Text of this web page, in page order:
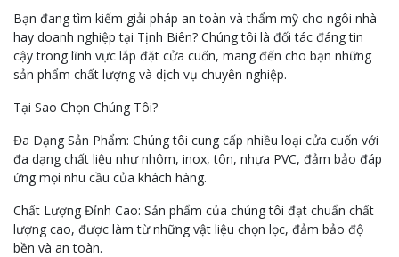
Bạn đang tìm kiếm giải pháp an toàn và thẩm mỹ cho ngôi nhà
hay doanh nghiệp tại Tịnh Biên? Chúng tôi là đối tác đáng tin
cậy trong lĩnh vực lắp đặt cửa cuốn, mang đến cho bạn những
sản phẩm chất lượng và dịch vụ chuyên nghiệp.
Tại Sao Chọn Chúng Tôi?
Đa Dạng Sản Phẩm: Chúng tôi cung cấp nhiều loại cửa cuốn với
đa dạng chất liệu như nhôm, inox, tôn, nhựa PVC, đảm bảo đáp
ứng mọi nhu cầu của khách hàng.
Chất Lượng Đỉnh Cao: Sản phẩm của chúng tôi đạt chuẩn chất
lượng cao, được làm từ những vật liệu chọn lọc, đảm bảo độ
bền và an toàn.